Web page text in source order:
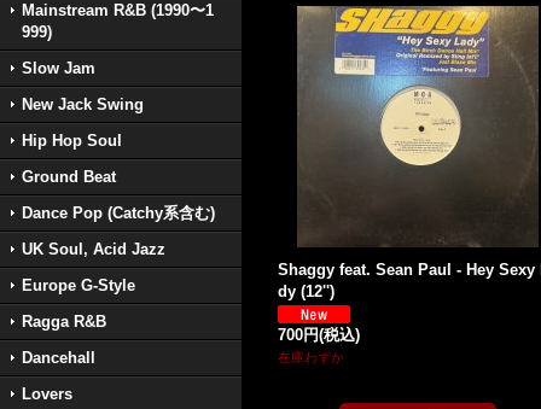
Mainstream R&B (1990〜1
999)
Slow Jam
New Jack Swing
Hip Hop Soul
Ground Beat
Dance Pop (Catchy系含む)
UK Soul, Acid Jazz
Europe G-Style
Ragga R&B
Dancehall
Lovers
Shaggy feat. Sean Paul - Hey Sexy
dy (12'')
700円(税込)
在庫わずか